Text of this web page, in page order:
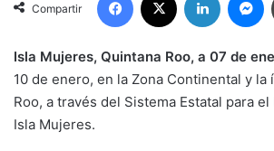
Compartir
Isla Mujeres, Quintana Roo, a 07 de
10 de enero, en la Zona Continental y
Roo, a través del Sistema Estatal para
Isla Mujeres.